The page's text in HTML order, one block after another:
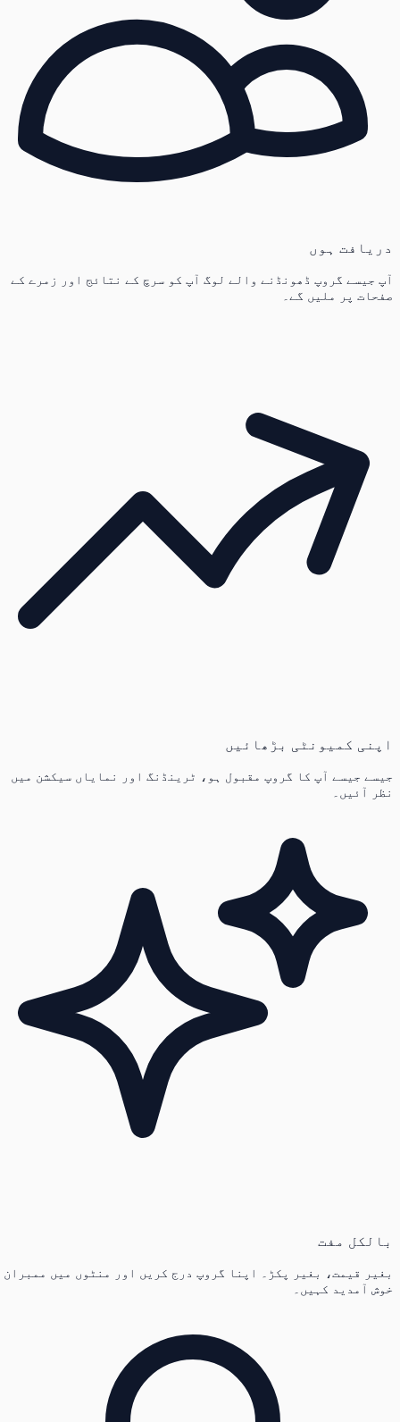
دریافت ہوں
آپ جیسے گروپ ڈھونڈنے والے لوگ آپ کو سرچ کے نتائج اور زمرے کے
صفحات پر ملیں گے۔
اپنی کمیونٹی بڑھائیں
جیسے جیسے آپ کا گروپ مقبول ہو، ٹرینڈنگ اور نمایاں سیکشن میں
نظر آئیں۔
بالکل مفت
بغیر قیمت، بغیر پکڑ۔ اپنا گروپ درج کریں اور منٹوں میں ممبران
خوش آمدید کہیں۔